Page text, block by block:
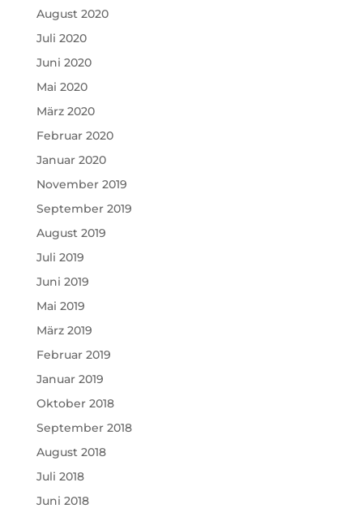
August 2020
Juli 2020
Juni 2020
Mai 2020
März 2020
Februar 2020
Januar 2020
November 2019
September 2019
August 2019
Juli 2019
Juni 2019
Mai 2019
März 2019
Februar 2019
Januar 2019
Oktober 2018
September 2018
August 2018
Juli 2018
Juni 2018